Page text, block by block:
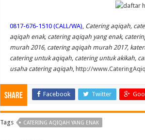
0817-676-1510 (CALL/WA), Catering aqiqah,
aqiqah enak, catering aqiqah yang enak,
murah 2016, catering aqiqah murah 2017,
catering untuk aqiqah, catering untuk akikah,
usaha catering aqiqah, http://
Share Facebook Twitter
Tags CATERING AQIQAH YANG ENAK